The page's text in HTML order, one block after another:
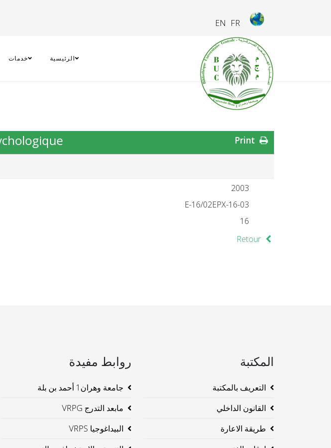
FR
EN
الرئيسية خدمات
2003
16-03-E-16/02EPX
16
Retour
المكتبة
التعريف بالمكتبة
القانون الداخلي
طريقة الاعارة
روابط مفيدة
جامعة وهران1 أحمد بن بلة
مابعد التدرج VRPG
البيداغوجيا VRPS